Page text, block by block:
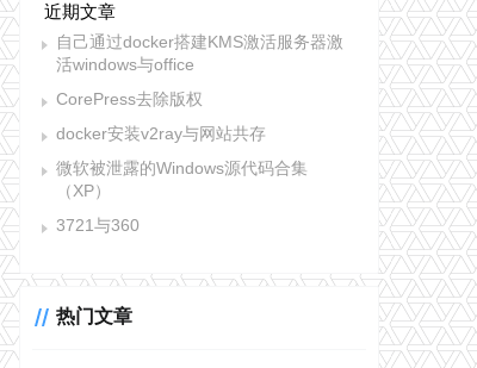
近期文章
自己通过docker搭建KMS激活服务器激
活windows与office
CorePress去除版权
docker安装v2ray与网站共存
微软被泄露的Windows源代码合集
（XP）
3721与360
热门文章